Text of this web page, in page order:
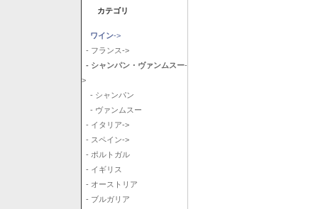
カテゴリ
ワイン->
- フランス->
- シャンパン・ヴァンムスー-
>
- シャンパン
- ヴァンムスー
- イタリア->
- スペイン->
- ポルトガル
- イギリス
- オーストリア
- ブルガリア